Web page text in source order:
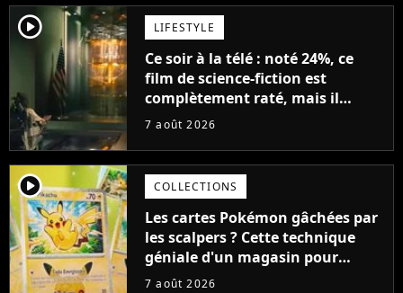
player2 LIFESTYLE
Ce soir à la télé : noté 24%, ce
film de science-fiction est
complètement raté, mais il
aurait pu être encore pire à
7 août 2026
player2 COLLECTIONS
Les cartes Pokémon gâchées par
les scalpers ? Cette technique
géniale d'un magasin pour
ruiner les revendeurs
7 août 2026